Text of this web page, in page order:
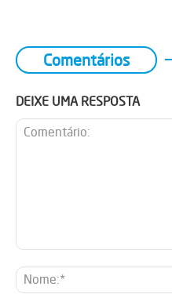
Comentários
DEIXE UMA RESPOSTA